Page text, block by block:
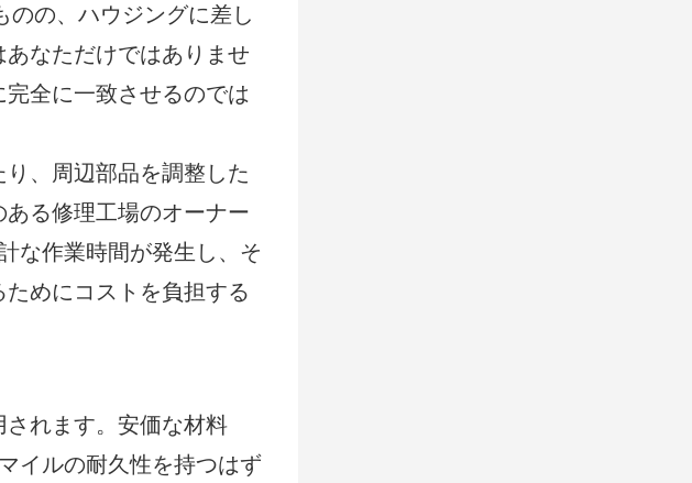
のの、ハウジングに差し
なただけではありませ
全に一致させるのでは
、周辺部品を調整した
る修理工場のオーナー
な作業時間が発生し、そ
めにコストを負担する
れます。安価な材料
イルの耐久性を持つはず